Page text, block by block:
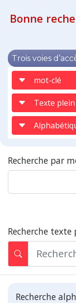
Bonne
Trois voies
mot-clé
Texte plein
Recherche par
Recherche texte
Recherche